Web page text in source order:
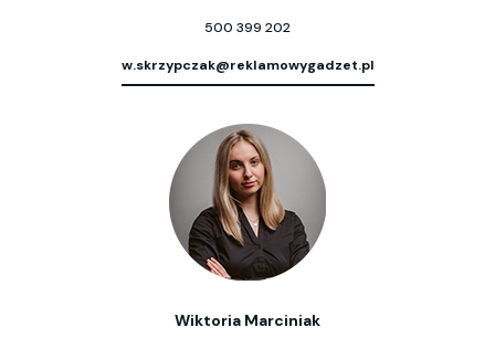
500 399 202
w.skrzypczak@reklamowygadzet.pl
Wiktoria Marciniak